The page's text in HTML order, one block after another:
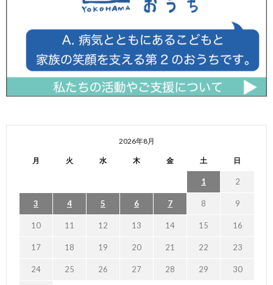
2026年8月
月 火 水 木 金 土 日
1 2
3 4 5 6 7 8 9
10 11 12 13 14 15 16
17 18 19 20 21 22 23
24 25 26 27 28 29 30